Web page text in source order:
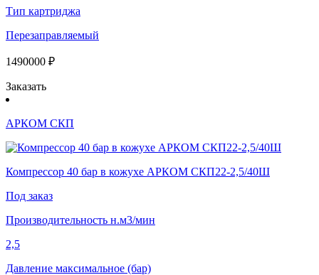
Тип картриджа
Перезаправляемый
1490000 ₽
Заказать
АРКОМ СКП
Компрессор 40 бар в кожухе АРКОМ СКП22-2,5/40Ш
Под заказ
Производительность н.м3/мин
2,5
Давление максимальное (бар)